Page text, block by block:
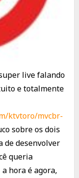
live falando
e totalmente
ktvtoro/mvcbr-
sobre os dois
de desenvolver
queria
hora é agora,